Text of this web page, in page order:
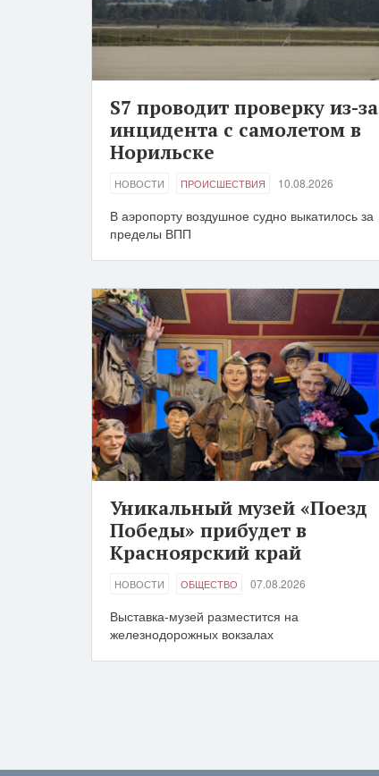
S7 проводит проверку из-за
инцидента с самолетом в
Норильске
НОВОСТИ ПРОИСШЕСТВИЯ 10.08.2026
В аэропорту воздушное судно выкатилось за
пределы ВПП
Уникальный музей «Поезд
Победы» прибудет в
Красноярский край
НОВОСТИ ОБЩЕСТВО 07.08.2026
Выставка-музей разместится на
железнодорожных вокзалах